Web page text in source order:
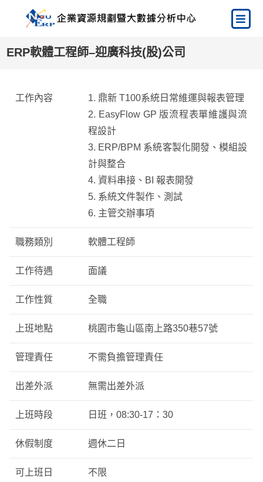
ERP軟體工程師–迎廣科技(股)公司
工作內容
1. 鼎新 T100系統日常維運與報表管理
2. EasyFlow GP 版流程表單維護與流
程設計
3. ERP/BPM 系統客製化開發、模組設
計與整合
4. 資料串接、BI 報表開發
5. 系統文件製作、測試
6. 主管交辦事項
職務類別 軟體工程師
工作待遇 面議
工作性質 全職
上班地點 桃園市龜山區南上路350巷57號
管理責任 不需負擔管理責任
出差外派 無需出差外派
上班時段 日班，08:30-17：30
休假制度 週休二日
可上班日 不限